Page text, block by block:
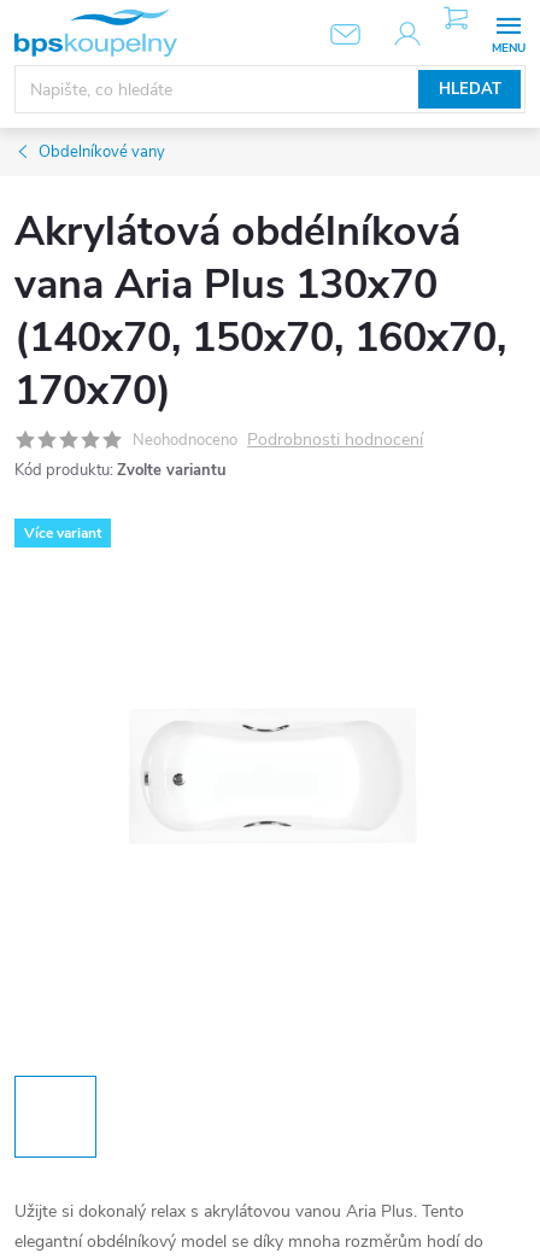
obsah
HLEDAT
NÁKUPNÍ
KOŠÍK
Obdelníkové vany
Akrylátová obdélníková
vana Aria Plus 130x70
(140x70, 150x70, 160x70,
170x70)
Neohodnoceno Podrobnosti hodnocení
Kód produktu: Zvolte variantu
Více variant
Užijte si dokonalý relax s akrylátovou vanou Aria Plus. Tento
elegantní obdélníkový model se díky mnoha rozměrům hodí do